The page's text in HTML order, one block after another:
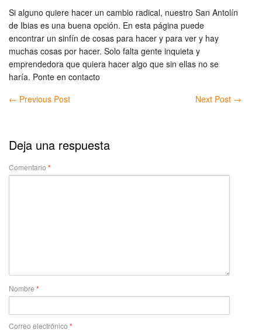
Si alguno quiere hacer un cambio radical, nuestro San Antolín
de Ibias es una buena opción. En esta página puede
encontrar un sinfín de cosas para hacer y para ver y hay
muchas cosas por hacer. Solo falta gente inquieta y
emprendedora que quiera hacer algo que sin ellas no se
haría. Ponte en contacto
← Previous Post Next Post →
Deja una respuesta
Comentario *
Nombre *
Correo electrónico *